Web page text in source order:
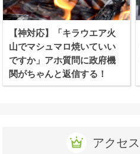
【神対応】「キラウエア火
山でマシュマロ焼いていい
ですか」アホ質問に政府機
関がちゃんと返信する！
アクセ